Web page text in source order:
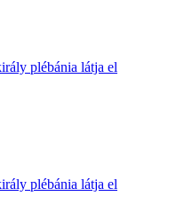
plébánia látja el
plébánia látja el